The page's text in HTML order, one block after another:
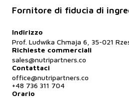
Fornitore di fiducia di
Indirizzo
Prof. Ludwika Chmaja 6, 35-021
Richieste commerciali
sales@nutripartners.co
Contattaci
office@nutripartners.co
+48 736 311 704
Orario